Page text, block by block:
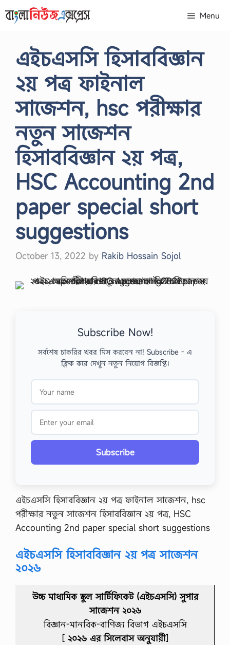
to
Menu
এইচএসসি হিসাববিজ্ঞান
২য় পত্র ফাইনাল
সাজেশন, hsc পরীক্ষার
নতুন সাজেশন
হিসাববিজ্ঞান ২য় পত্র,
HSC Accounting 2nd
paper special short
suggestions
October 13, 2022 by Rakib Hossain Sojol
Subscribe Now!
সর্বশেষ চাকরির খবর মিস করবেন না! Subscribe - এ
ক্লিক করে দেখুন নতুন নিয়োগ বিজ্ঞপ্তি।
Subscribe
এইচএসসি হিসাববিজ্ঞান ২য় পত্র ফাইনাল সাজেশন, hsc
পরীক্ষার নতুন সাজেশন হিসাববিজ্ঞান ২য় পত্র, HSC
Accounting 2nd paper special short suggestions
এইচএসসি হিসাববিজ্ঞান ২য় পত্র সাজেশন
২০২৬
উচ্চ মাধ্যমিক স্কুল সার্টিফিকেট (এইচএসসি) সুপার
সাজেশন ২০২৬
বিজ্ঞান-মানবিক-বাণিজ্য বিভাগ এইচএসসি
[ ২০২৬ এর সিলেবাস অনুযায়ী]